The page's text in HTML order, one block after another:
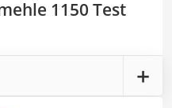
1150 Test